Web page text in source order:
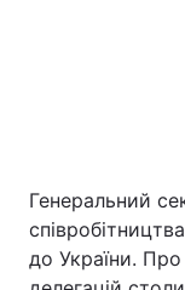
Генеральний
до України. Про